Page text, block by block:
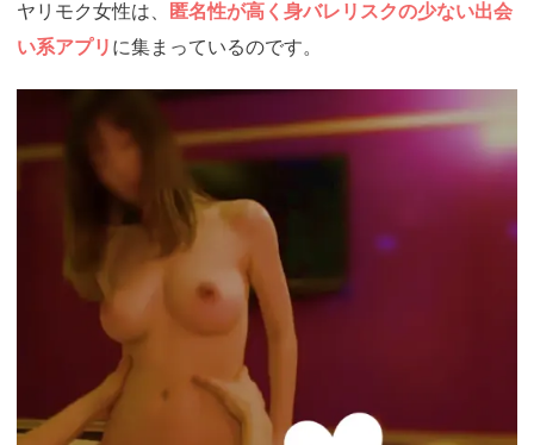
ヤリモク女性は、
匿名性が高く身バレリスクの少ない出会
い系アプリ に集まっているのです。
ads.jp/t6d63J515a0bact6/cl/?
bId=i36a5q96&msid=13921